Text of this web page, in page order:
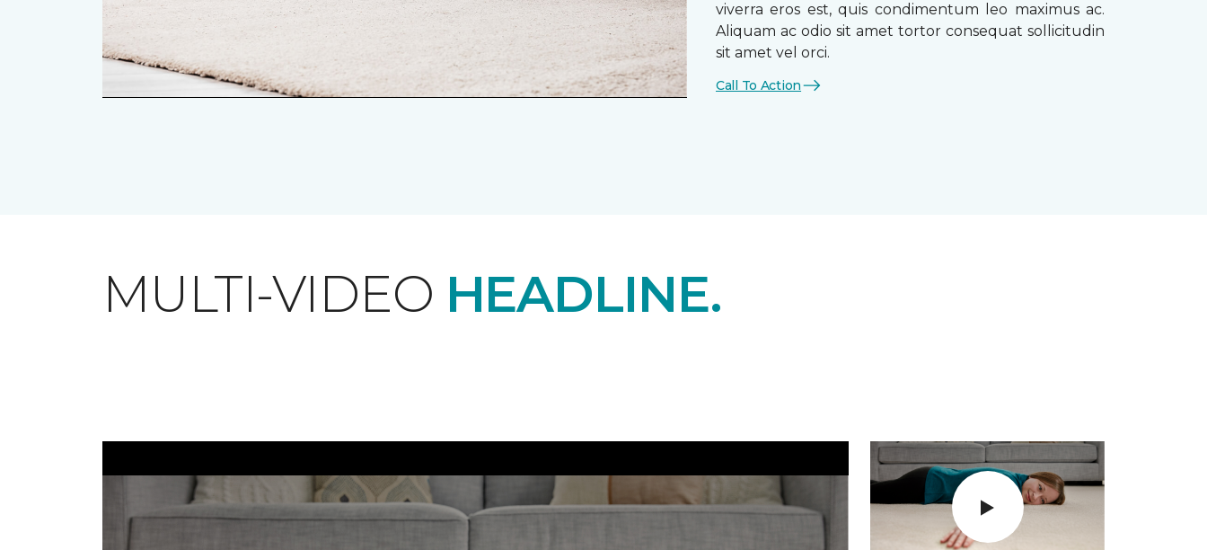
viverra eros est, quis condimentum leo maximus ac.
Aliquam ac odio sit amet tortor consequat sollicitudin
sit amet vel orci.
Call To Action
MULTI-VIDEO HEADLINE.